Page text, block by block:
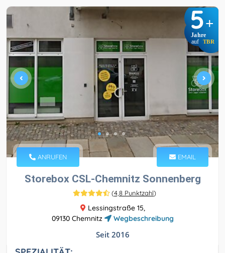
5+
Jahre
auf TBR
ANRUFEN EMAIL
Storebox CSL-Chemnitz Sonnenberg
(4,8 Punktzahl)
Lessingstraße 15,
09130 Chemnitz
Wegbeschreibung
Seit 2016